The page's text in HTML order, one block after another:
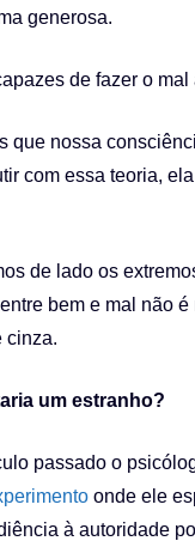
generosa.
de fazer o mal
que nossa
com essa teoria,
de lado os
bem e mal não é
cinza.
um estranho?
passado o
onde ele
à autoridade